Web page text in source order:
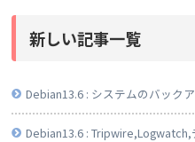
新しい記事一覧
Debian13.6 : システムのバック
Debian13.6 :